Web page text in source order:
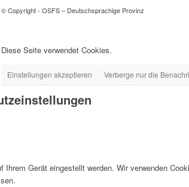
© Copyright - OSFS – Deutschsprachige Provinz
Diese Seite verwendet Cookies.
Einstellungen akzeptieren Verberge nur die
Ihrem Gerät eingestellt werden. Wir verwenden